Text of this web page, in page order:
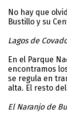
No hay que
Bustillo y su
Lagos de
En el Parque
encontramos
se regula en
alta. El resto
El Naranjo de